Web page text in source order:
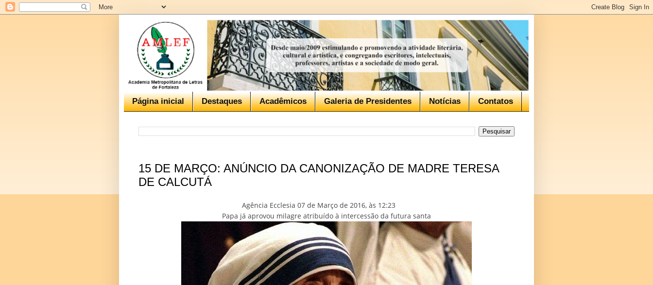
Página inicial Destaques Acadêmicos Galeria de Presidentes Notícias Contatos
15 DE MARÇO: ANÚNCIO DA CANONIZAÇÃO DE MADRE TERESA
DE CALCUTÁ
Agência Ecclesia 07 de Março de 2016, às 12:23
Papa já aprovou milagre atribuído à intercessão da futura santa